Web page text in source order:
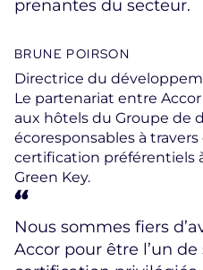
prenantes du secteur.
BRUNE POIRSON
Directrice du
Le partenariat entre
aux hôtels du Groupe de
écoresponsables à
certification préférentiels
Green Key.
Nous sommes fiers
Accor pour être l’un